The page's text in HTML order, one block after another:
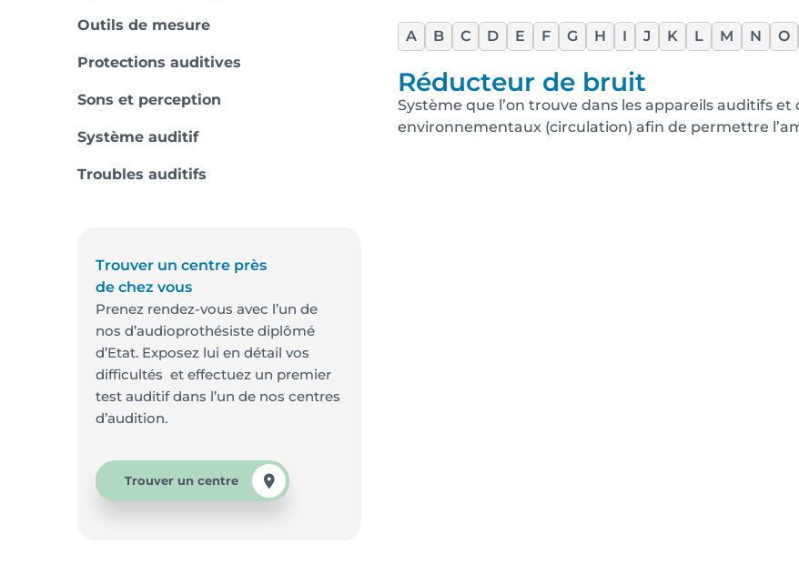
Outils de mesure
Protections auditives
Sons et perception
Système auditif
Troubles auditifs
Trouver un centre près
de chez vous
Prenez rendez-vous avec l’un de
nos d’audioprothésiste diplômé
d’Etat. Exposez lui en détail vos
difficultés et effectuez un premier
test auditif dans l’un de nos centres
d’audition.
Trouver un centre
A B C D E F G H I J K L M N O
Réducteur de bruit
Système que l’on trouve dans les appareils auditifs
environnementaux (circulation) afin de permettre